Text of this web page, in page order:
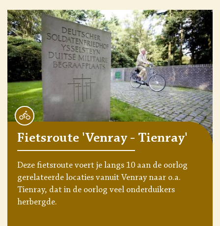
Fietsroute 'Venray - Tienray'
Deze fietsroute voert je langs 10 aan de oorlog
gerelateerde locaties vanuit Venray naar o.a.
Tienray, dat in de oorlog veel onderduikers
herbergde.